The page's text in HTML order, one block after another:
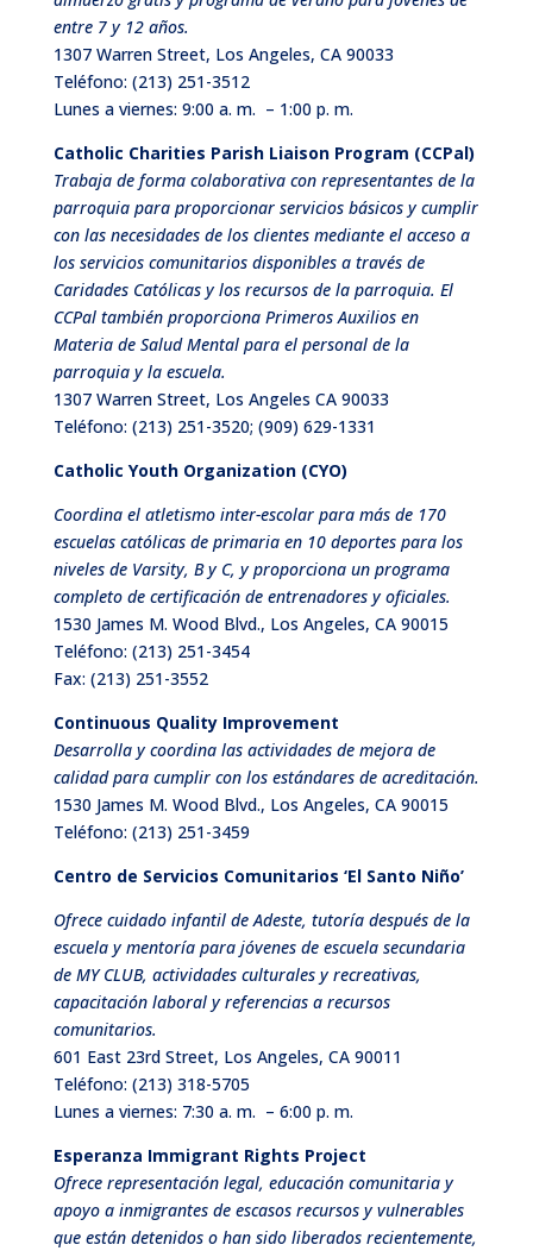
entre 7 y 12 años.
1307 Warren Street, Los Angeles, CA 90033
Teléfono: (213) 251-3512
Lunes a viernes: 9:00 a. m. – 1:00 p. m.
Catholic Charities Parish Liaison Program (CCPal)
Trabaja de forma colaborativa con representantes de la
parroquia para proporcionar servicios básicos y cumplir
con las necesidades de los clientes mediante el acceso a
los servicios comunitarios disponibles a través de
Caridades Católicas y los recursos de la parroquia. El
CCPal también proporciona Primeros Auxilios en
Materia de Salud Mental para el personal de la
parroquia y la escuela.
1307 Warren Street, Los Angeles CA 90033
Teléfono: (213) 251-3520; (909) 629-1331
Catholic Youth Organization (CYO)
Coordina el atletismo inter-escolar para más de 170
escuelas católicas de primaria en 10 deportes para los
niveles de Varsity, B y C, y proporciona un programa
completo de certificación de entrenadores y oficiales.
1530 James M. Wood Blvd., Los Angeles, CA 90015
Teléfono: (213) 251-3454
Fax: (213) 251-3552
Continuous Quality Improvement
Desarrolla y coordina las actividades de mejora de
calidad para cumplir con los estándares de acreditación.
1530 James M. Wood Blvd., Los Angeles, CA 90015
Teléfono: (213) 251-3459
Centro de Servicios Comunitarios ‘El Santo Niño’
Ofrece cuidado infantil de Adeste, tutoría después de la
escuela y mentoría para jóvenes de escuela secundaria
de MY CLUB, actividades culturales y recreativas,
capacitación laboral y referencias a recursos
comunitarios.
601 East 23rd Street, Los Angeles, CA 90011
Teléfono: (213) 318-5705
Lunes a viernes: 7:30 a. m. – 6:00 p. m.
Esperanza Immigrant Rights Project
Ofrece representación legal, educación comunitaria y
apoyo a inmigrantes de escasos recursos y vulnerables
que están detenidos o han sido liberados recientemente,